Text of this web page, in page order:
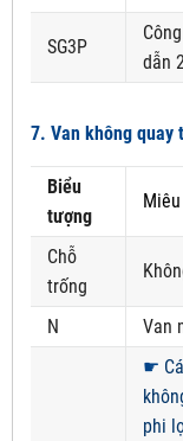
SG3P
dẫn
7. Van không quay
Biểu
tượng
Chỗ
trống
N
Van
☛
phi